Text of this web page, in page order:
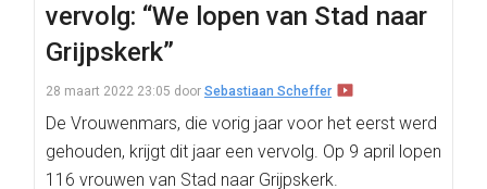
vervolg: “We lopen van Stad naar
Grijpskerk”
28 maart 2022 23:05 door Sebastiaan Scheffer
De Vrouwenmars, die vorig jaar voor het eerst werd
gehouden, krijgt dit jaar een vervolg. Op 9 april lopen
116 vrouwen van Stad naar Grijpskerk.